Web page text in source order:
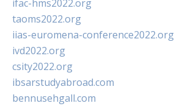
ifac-hms2022.org
taoms2022.org
iias-euromena-conference2022.org
ivd2022.org
csity2022.org
ibsarstudyabroad.com
bennusehgall.com